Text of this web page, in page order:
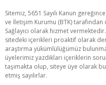
Sitemiz, 5651 Sayılı Kanun
ve İletişim Kurumu (BTK) tarafından
Sağlayıcı olarak hizmet
sitedeki içerikleri proaktif olarak
araştırma yükümlülüğümüz
üyelerimiz yazdıkları içeriklerin
taşımakta olup, siteye üye olarak
etmiş sayılırlar.